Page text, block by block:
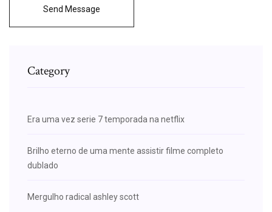
Send Message
Category
Era uma vez serie 7 temporada na netflix
Brilho eterno de uma mente assistir filme completo
dublado
Mergulho radical ashley scott